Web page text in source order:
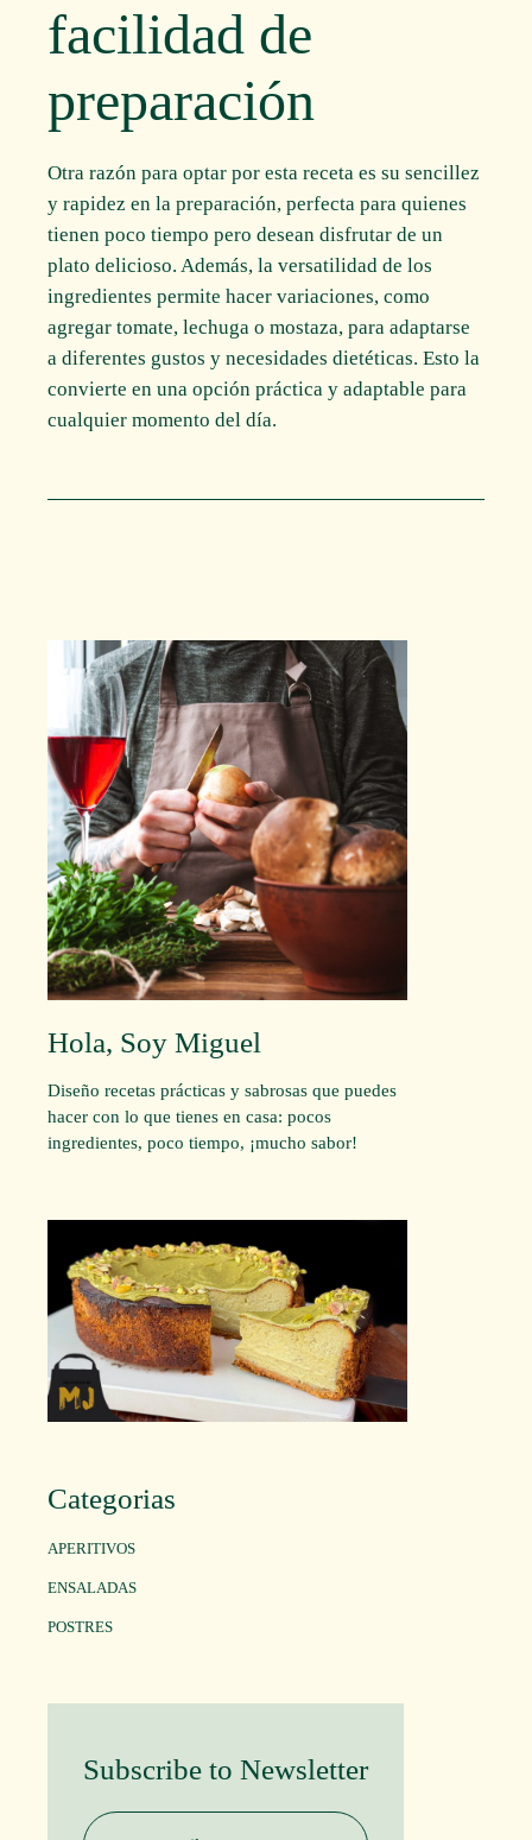
facilidad de
preparación
Otra razón para optar por esta receta es su sencillez
y rapidez en la preparación, perfecta para quienes
tienen poco tiempo pero desean disfrutar de un
plato delicioso. Además, la versatilidad de los
ingredientes permite hacer variaciones, como
agregar tomate, lechuga o mostaza, para adaptarse
a diferentes gustos y necesidades dietéticas. Esto la
convierte en una opción práctica y adaptable para
cualquier momento del día.
Hola, Soy Miguel
Diseño recetas prácticas y sabrosas que puedes
hacer con lo que tienes en casa: pocos
ingredientes, poco tiempo, ¡mucho sabor!
Categorias
APERITIVOS
ENSALADAS
POSTRES
Subscribe to Newsletter